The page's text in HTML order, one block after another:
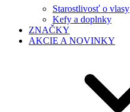
Starostlivosť o vlasy
Kefy a doplnky
ZNAČKY
AKCIE A NOVINKY